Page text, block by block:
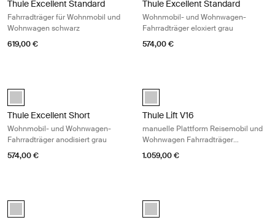
Thule Excellent Standard
Fahrradträger für Wohnmobil und
Wohnwagen schwarz
619,00 €
Thule Excellent Standard
Wohnmobil- und Wohnwagen-
Fahrradträger eloxiert grau
574,00 €
Thule Excellent Eloxiert (selected)
Thule Excellent Short
Wohnmobil- und Wohnwagen-
Fahrradträger anodisiert grau
574,00 €
anodised (selected)
Thule Lift V16
manuelle Plattform Reisemobil und
Wohnwagen Fahrradträger
eloxiertes Grau
1.059,00 €
anodised (selected) anodised (selected)